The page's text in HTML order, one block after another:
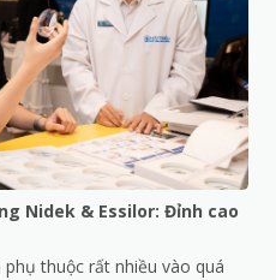
Nidek & Essilor: Đỉnh cao
thuộc rất nhiều vào quá